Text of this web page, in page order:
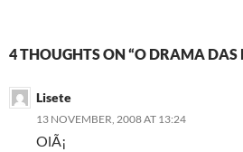
4 THOUGHTS ON “O DRAMA DAS
Lisete
13 NOVEMBER, 2008 AT 13:24
OlÃ¡